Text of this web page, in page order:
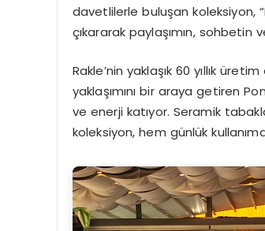
davetlilerle buluşan koleksiyon,
çıkararak paylaşımın, sohbetin
Rakle’nin yaklaşık 60 yıllık
yaklaşımını bir araya getiren
ve enerji katıyor. Seramik
koleksiyon, hem günlük